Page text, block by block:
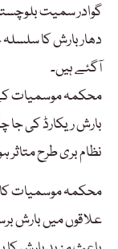
گوادر سمیت
دھار بارش کا
آگئے ہیں۔
بارش ریکارڈ کی
نظام بری طرح متاثر
محکمہ موسمیات
علاقوں میں بارش